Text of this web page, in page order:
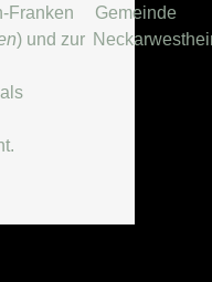
Franken
) und zur